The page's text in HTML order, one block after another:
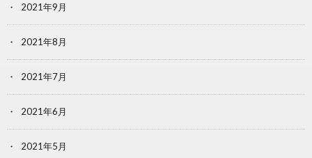
2021年9月
2021年8月
2021年7月
2021年6月
2021年5月